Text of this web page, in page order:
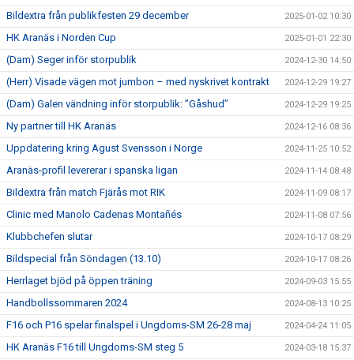
Bildextra från publikfesten 29 december 2025-01-02 10:30
HK Aranäs i Norden Cup 2025-01-01 22:30
(Dam) Seger inför storpublik 2024-12-30 14:50
(Herr) Visade vägen mot jumbon – med nyskrivet kontrakt 2024-12-29 19:27
(Dam) Galen vändning inför storpublik: ”Gåshud” 2024-12-29 19:25
Ny partner till HK Aranäs 2024-12-16 08:36
Uppdatering kring Agust Svensson i Norge 2024-11-25 10:52
Aranäs-profil levererar i spanska ligan 2024-11-14 08:48
Bildextra från match Fjärås mot RIK 2024-11-09 08:17
Clinic med Manolo Cadenas Montañés 2024-11-08 07:56
Klubbchefen slutar 2024-10-17 08:29
Bildspecial från Söndagen (13.10) 2024-10-17 08:26
Herrlaget bjöd på öppen träning 2024-09-03 15:55
Handbollssommaren 2024 2024-08-13 10:25
F16 och P16 spelar finalspel i Ungdoms-SM 26-28 maj 2024-04-24 11:05
HK Aranäs F16 till Ungdoms-SM steg 5 2024-03-18 15:37